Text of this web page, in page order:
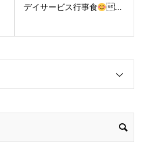
デイサービス行事食 ...